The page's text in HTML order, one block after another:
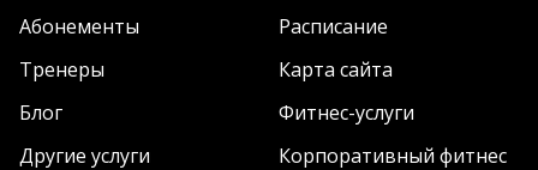
Абонементы
Расписание
Тренеры
Карта сайта
Блог
Фитнес-услуги
Другие услуги
Корпоративный фитнес